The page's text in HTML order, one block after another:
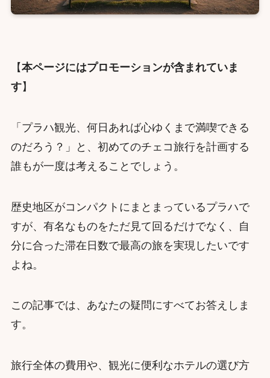
【本ページにはプロモーションが含まれていま
す】
「プラハ観光、何日あれば心ゆくまで満喫できる
のだろう？」と、初めてのチェコ旅行を計画する
誰もが一度は考えることでしょう。
歴史地区がコンパクトにまとまっているプラハで
すが、有名なものをただ見て回るだけでなく、自
分に合った滞在日数で最高の旅を実現したいです
よね。
この記事では、あなたの疑問にすべてお答えしま
す。
旅行全体の費用や、観光に便利なホテルの選び方